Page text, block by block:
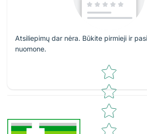
Atsiliepimų dar nėra. Būkite pirmieji ir
nuomone.
Star rating